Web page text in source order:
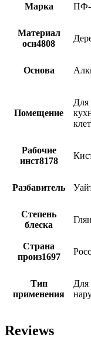
Марка ПФ-
Материал
осн4808
Основа
Помещение
Для
Рабочие
инст8178
Разбавитель
Степень
блеска
Страна
произ1697
Тип
применения
Для
Reviews